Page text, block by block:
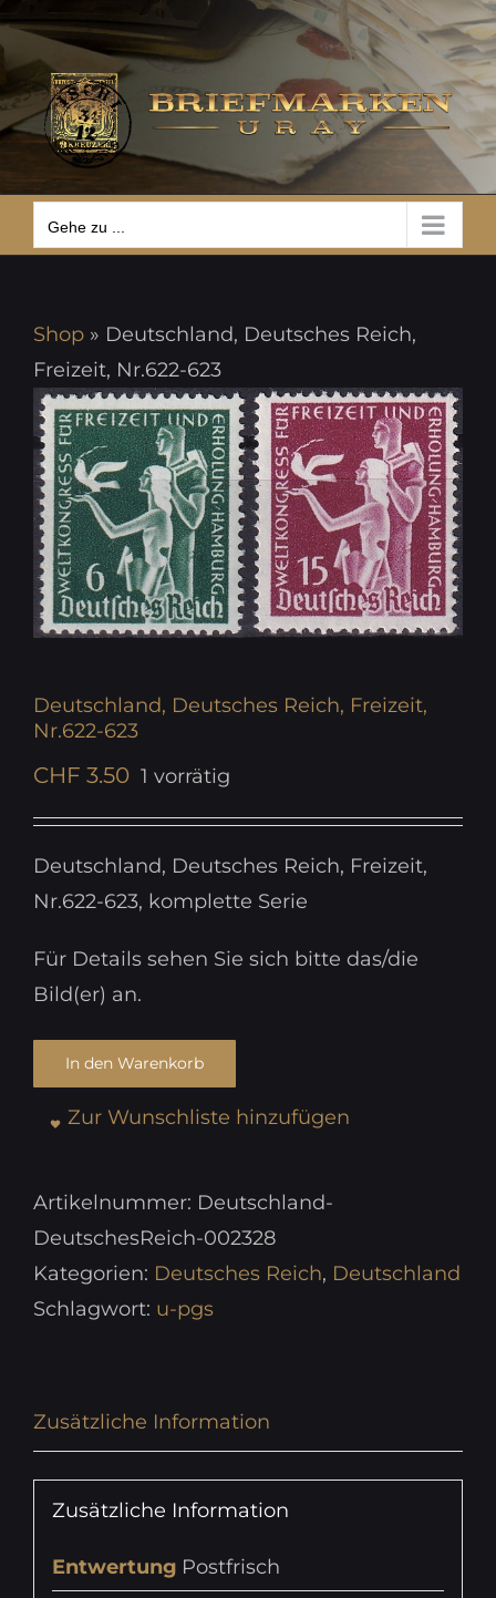
Zum
Inhalt
springen
Gehe zu ...
Gehe zu ...
Shop » Deutschland, Deutsches Reich,
Freizeit, Nr.622-623
Deutschland, Deutsches Reich, Freizeit,
Nr.622-623
CHF 3.50 1 vorrätig
Deutschland, Deutsches Reich, Freizeit,
Nr.622-623, komplette Serie
Für Details sehen Sie sich bitte das/die
Bild(er) an.
In den Warenkorb
Zur Wunschliste hinzufügen
Artikelnummer: Deutschland-
DeutschesReich-002328
Kategorien: Deutsches Reich, Deutschland
Schlagwort: u-pgs
Zusätzliche Information
Zusätzliche Information
Entwertung Postfrisch